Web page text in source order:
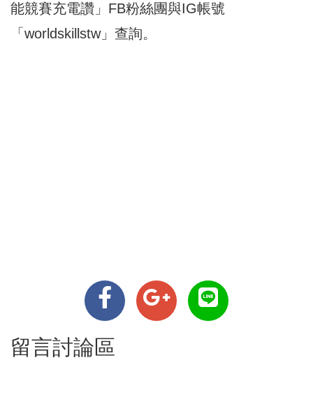
能競賽充電讚」FB粉絲團與IG帳號
「worldskillstw」查詢。
留言討論區